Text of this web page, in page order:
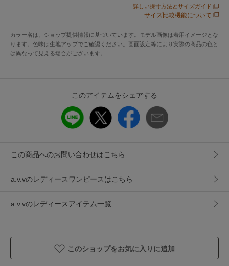
・洗濯機で洗えるのがうれしい
季節の変わり目はジャケットを羽織るときちんと感もプラス
シワになりづらいので、旅行や移動が多い日にもぴったり。
裏地：スカート部分あり
生地の厚さ：ふつう
--------------------
詳しい採寸方法とサイズガイド
サイズ比較機能について
カラー名は、ショップ提供情報に基づいています。モデル画像は着用イメージとな
ります。色味は生地アップでご確認ください。画面設定等により実際の商品の色と
は異なって見える場合がございます。
このアイテムをシェアする
この商品へのお問い合わせはこちら
a.v.vのレディースワンピースはこちら
a.v.vのレディースアイテム一覧
このショップをお気に入りに追加